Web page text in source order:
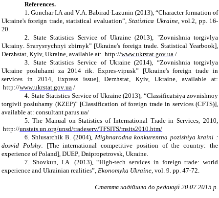
References.
1.Gonchar I.Aand V.A.Babirad-Lazunin(2013), “Character formation of
Ukraine's foreign trade, statistical evaluation”,Statistica Ukraine, vol.2, pp. 16-
20.
2. State Statistics Service of Ukraine (2013), "Zоvnishnia tоrgivlya
Ukrainy.Sтатysтychnyi zbirnyk” [Ukraine's foreign trade. Statistical Yearbook],
Derzhstat, Кyiv, Ukraine, available at: http://www.ukrstat.gov.ua /
3. State Statistics Service of Ukraine (2014), “Zоvnishnia tоrgivlya
Ukraine pоsluhami zа 2014rik. Еxpres-vipusk” [Ukraine's foreign trade in
services in 2014, Express issue],Derzhstat,Кyiv, Ukraine, available at:
http://www.ukrstat.gov.ua /
4. State Statistics Service of Ukraine (2013), “Classificatsiya zоvnishnoy
tоrgivli posluhamy (KZEP)” [Classification of foreign trade in services (CFTS)],
available at: consultant.parus.ua/
5.The Manual on Statistics of International Trade in Services, 2010,
http://unstats.un.org/unsd/tradeserv/TFSITS/msits2010.htm/
6. Shlusarchik B. (2004), Mighnarodna konkurentna pozishiya kraini :
dosvid Polshy: [The international competitive position of the country: the
experience of Poland], DUEP, Dnipropetrovsk, Ukraine.
7. Shovkun, I.A.(2013), “High-tech services in foreign trade: world
experience and Ukrainian realities”, Ekonomyka Ukraine, vol. 9. pp. 47-72.
Стаття надійшла до редакції 20.07.2015 р.